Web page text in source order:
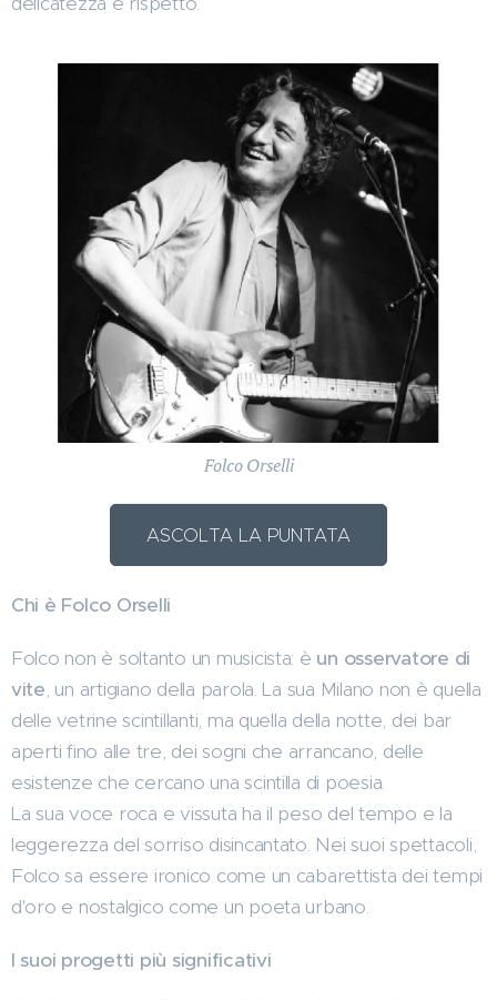
Folco Orselli
ASCOLTA LA PUNTATA
Chi è Folco Orselli
Folco non è soltanto un musicista: è un osservatore di
vite, un artigiano della parola. La sua Milano non è quella
delle vetrine scintillanti, ma quella della notte, dei bar
aperti fino alle tre, dei sogni che arrancano, delle
esistenze che cercano una scintilla di poesia.
La sua voce roca e vissuta ha il peso del tempo e la
leggerezza del sorriso disincantato. Nei suoi spettacoli,
Folco sa essere ironico come un cabarettista dei tempi
d'oro e nostalgico come un poeta urbano.
I suoi progetti più significativi